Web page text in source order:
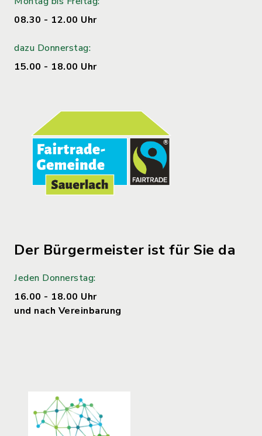
08.30 - 12.00 Uhr
dazu Donnerstag:
15.00 - 18.00 Uhr
Der Bürgermeister ist für Sie da
Jeden Donnerstag:
16.00 - 18.00 Uhr
und nach Vereinbarung